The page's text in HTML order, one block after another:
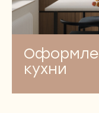
кухни